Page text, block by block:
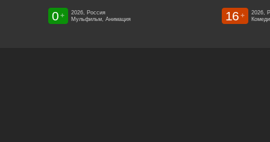
0 +
2026, Россия
Мульфильм, Анимация
16 +
2026,